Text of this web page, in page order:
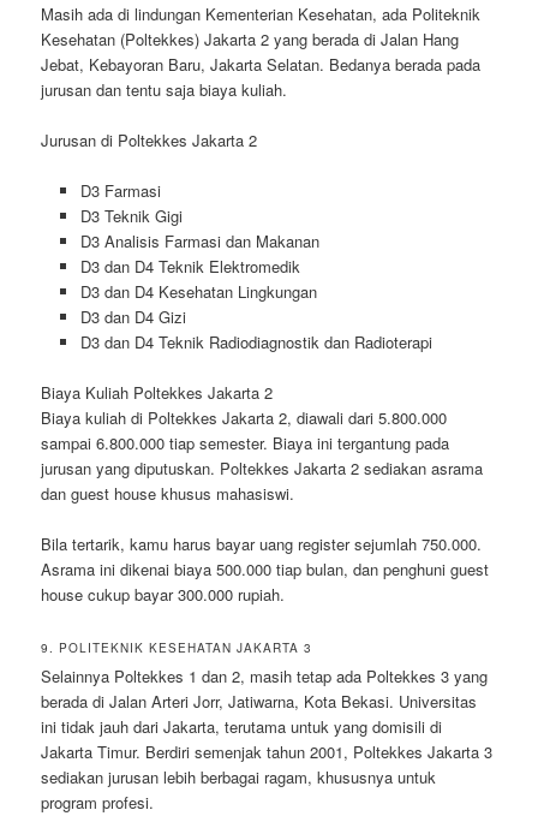
Masih ada di lindungan Kementerian Kesehatan, ada Politeknik
Kesehatan (Poltekkes) Jakarta 2 yang berada di Jalan Hang
Jebat, Kebayoran Baru, Jakarta Selatan. Bedanya berada pada
jurusan dan tentu saja biaya kuliah.
Jurusan di Poltekkes Jakarta 2
D3 Farmasi
D3 Teknik Gigi
D3 Analisis Farmasi dan Makanan
D3 dan D4 Teknik Elektromedik
D3 dan D4 Kesehatan Lingkungan
D3 dan D4 Gizi
D3 dan D4 Teknik Radiodiagnostik dan Radioterapi
Biaya Kuliah Poltekkes Jakarta 2
Biaya kuliah di Poltekkes Jakarta 2, diawali dari 5.800.000
sampai 6.800.000 tiap semester. Biaya ini tergantung pada
jurusan yang diputuskan. Poltekkes Jakarta 2 sediakan asrama
dan guest house khusus mahasiswi.
Bila tertarik, kamu harus bayar uang register sejumlah 750.000.
Asrama ini dikenai biaya 500.000 tiap bulan, dan penghuni guest
house cukup bayar 300.000 rupiah.
9. POLITEKNIK KESEHATAN JAKARTA 3
Selainnya Poltekkes 1 dan 2, masih tetap ada Poltekkes 3 yang
berada di Jalan Arteri Jorr, Jatiwarna, Kota Bekasi. Universitas
ini tidak jauh dari Jakarta, terutama untuk yang domisili di
Jakarta Timur. Berdiri semenjak tahun 2001, Poltekkes Jakarta 3
sediakan jurusan lebih berbagai ragam, khususnya untuk
program profesi.